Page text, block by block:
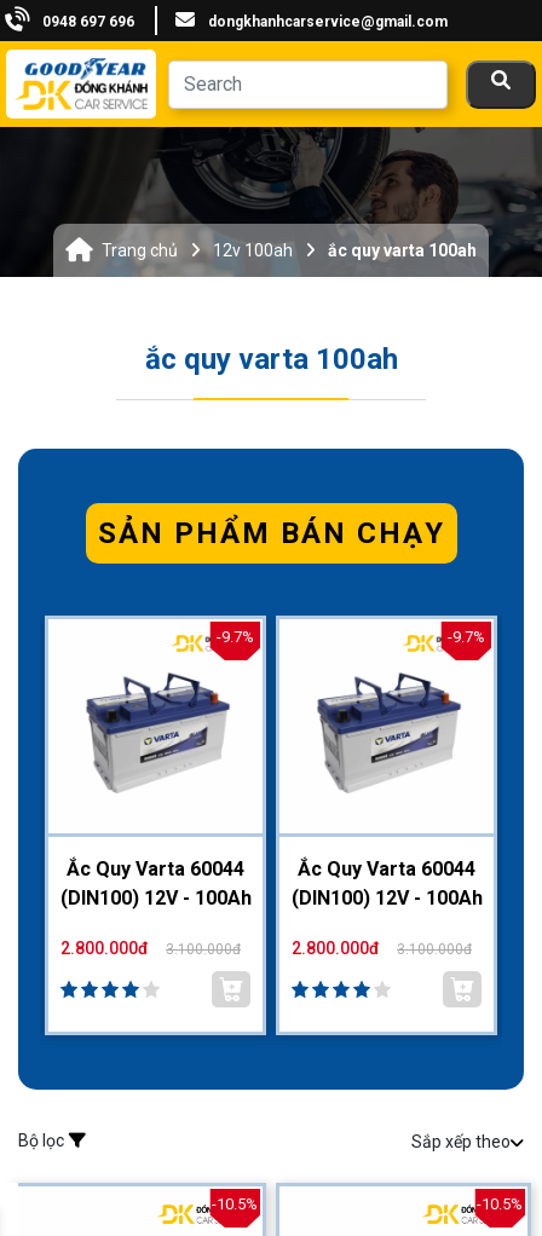
0948 697 696 dongkhanhcarservice@gmail.com
Trang chủ 12v 100ah ắc quy varta 100ah
ắc quy varta 100ah
SẢN PHẨM BÁN CHẠY
-9.7%
Ắc Quy Varta 60044
(DIN100) 12V - 100Ah
2.800.000đ 3.100.000đ
-9.7%
Ắc Quy Varta 60044
(DIN100) 12V - 100Ah
2.800.000đ 3.100.000đ
Bộ lọc Sắp xếp theo
-10.5% -10.5%